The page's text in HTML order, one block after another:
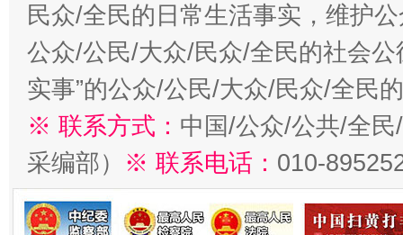
民众/全民的日常生活事实，维护
公众/公民/大众/民众/全民的社会公
实事”的公众/公民/大众/民众/全民
※ 联系方式： 中国/公众/公共/全
采编部） ※ 联系电话： 010-